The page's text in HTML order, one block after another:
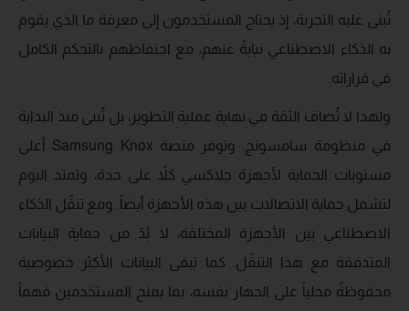
تُبنى عليه التجربة، إذ يحتاج المستخدمون إلى معرفة ما الذي يقوم
به الذكاء الاصطناعي نيابةً عنهم، مع احتفاظهم بالتحكم الكامل
في قراراته.
ولهذا لا تُضاف الثقة في نهاية عملية التطوير، بل تُبنى منذ البداية
في منظومة سامسونج. وتوفر منصة Samsung Knox أعلى
مستويات الحماية لأجهزة جلاكسي كلاً على حدة، وتمتد اليوم
لتشمل حماية الاتصالات بين هذه الأجهزة أيضاً. ومع تنقّل الذكاء
الاصطناعي بين الأجهزة المختلفة، لا بُدّ من حماية البيانات
المتدفقة مع هذا التنقّل. كما تبقى البيانات الأكثر خصوصية
محفوظةً محلياً على الجهاز نفسه، بما يمنح المستخدمين فهماً